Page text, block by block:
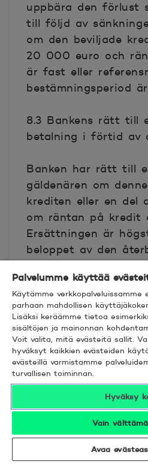
uppbära den förlust
till följd av
om den beviljade
20 000 euro och
är fast eller
bestämningsperiod
8.3 Bankens rätt till
betalning i förtid av
Banken har rätt till
gäldenären om
krediten eller en del
om räntan på kredit
Ersättningen är
beloppet av den
för den förtida
mindre än ett år
skulle ha gått ut, en
beloppet av den
krediten. I
högst beloppet av
perioden mellan den
återbetalningen och
kreditavtalet skulle
Banken har dock
ersättning om
Palvelumme käyttää
Käytämme
parhaan mahdollisen
Lisäksi keräämme tietoa
sisältöjen ja mainonnan
Voit valita, mitä evästeitä sallit.
hyväksyt kaikkien evästeiden
evästeillä varmistamme
turvallisen toiminnan.
Hyväksy
Vain
Avaa